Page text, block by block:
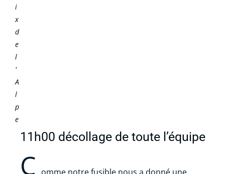
i
x
d
e
l
'
A
l
p
e
11h00 décollage de toute l’équipe
C